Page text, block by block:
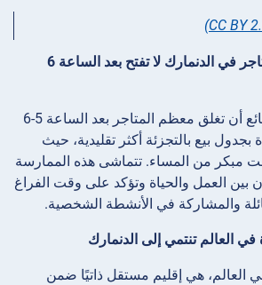
الحقيقة 8: معظم المتاجر في الدنمارك لا تفتح بعد الساعة 6
في الدنمارك، من الشائع أن تغلق معظم المتاجر بعد الساعة 5-6
بجدول بيع بالتجزئة أكثر تقليدية، حيث
مبكر من المساء. تتماشى هذه الممارسة
بين العمل والحياة وتؤكد على وقت الفراغ
والمشاركة في الأنشطة الشخصية.
العالم، هي إقليم مستقل ذاتيًا ضمن